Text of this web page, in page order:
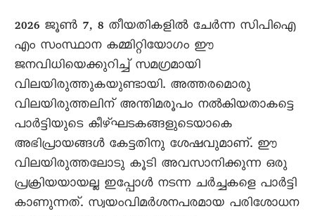
2026 ജൂൺ 7, 8 തീയതികളിൽ ചേർന്ന സിപിഐ
എം സംസ്ഥാന കമ്മിറ്റിയോഗം ഈ
ജനവിധിയെക്കുറിച്ച് സമഗ്രമായി
വിലയിരുത്തുകയുണ്ടായി. അത്തരമൊരു
വിലയിരുത്തലിന് അന്തിമരൂപം നൽകിയതാകട്ടെ
പാർട്ടിയുടെ കീഴ്ഘടകങ്ങളുടെയാകെ
അഭിപ്രായങ്ങൾ കേട്ടതിനു ശേഷവുമാണ്. ഈ
വിലയിരുത്തലോടു കൂടി അവസാനിക്കുന്ന ഒരു
പ്രക്രിയയായല്ല ഇപ്പോൾ നടന്ന ചർച്ചകളെ പാർട്ടി
കാണുന്നത്. സ്വയംവിമർശനപരമായ പരിശോധന